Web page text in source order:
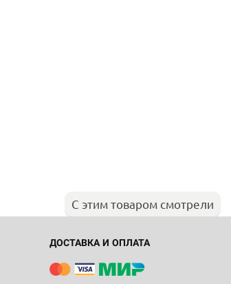
С этим товаром смотрели
ДОСТАВКА И ОПЛАТА